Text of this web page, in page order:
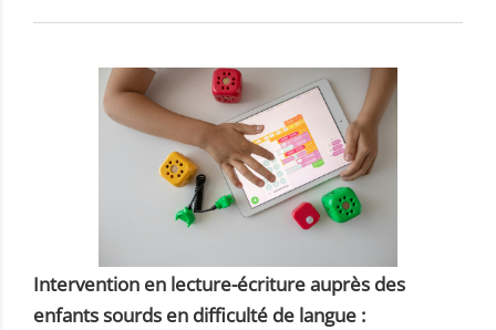
Intervention en lecture-écriture auprès des
enfants sourds en difficulté de langue :